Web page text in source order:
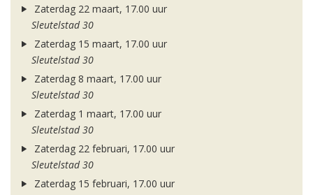
Zaterdag 22 maart, 17.00 uur
Sleutelstad 30
Zaterdag 15 maart, 17.00 uur
Sleutelstad 30
Zaterdag 8 maart, 17.00 uur
Sleutelstad 30
Zaterdag 1 maart, 17.00 uur
Sleutelstad 30
Zaterdag 22 februari, 17.00 uur
Sleutelstad 30
Zaterdag 15 februari, 17.00 uur